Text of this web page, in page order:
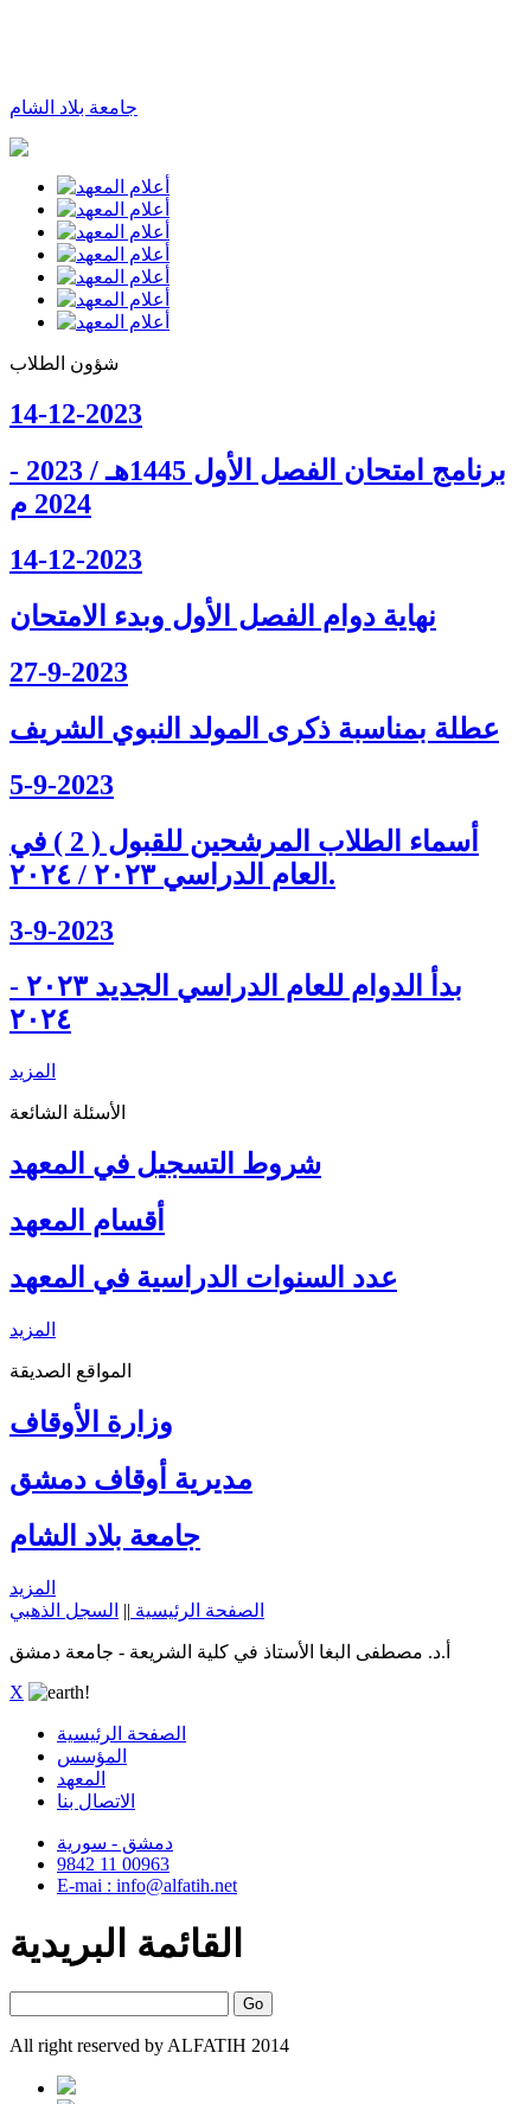
جامعة بلاد الشام
شؤون الطلاب
14-12-2023
برنامج امتحان الفصل الأول 1445هـ / 2023 -
2024 م
14-12-2023
نهاية دوام الفصل الأول وبدء الامتحان
27-9-2023
عطلة بمناسبة ذكرى المولد النبوي الشريف
5-9-2023
أسماء الطلاب المرشحين للقبول ( 2 ) في
العام الدراسي ٢٠٢٣ / ٢٠٢٤.
3-9-2023
بدأ الدوام للعام الدراسي الجديد ٢٠٢٣ -
٢٠٢٤
المزيد
الأسئلة الشائعة
شروط التسجيل في المعهد
أقسام المعهد
عدد السنوات الدراسية في المعهد
المزيد
المواقع الصديقة
وزارة الأوقاف
مديرية أوقاف دمشق
جامعة بلاد الشام
المزيد
الصفحة الرئيسية || السجل الذهبي
أ.د. مصطفى البغا الأستاذ في كلية الشريعة - جامعة دمشق
X
الصفحة الرئيسية
المؤسس
المعهد
الاتصال بنا
دمشق - سورية
9842 11 00963
E-mai : info@alfatih.net
القائمة البريدية
All right reserved by ALFATIH 2014